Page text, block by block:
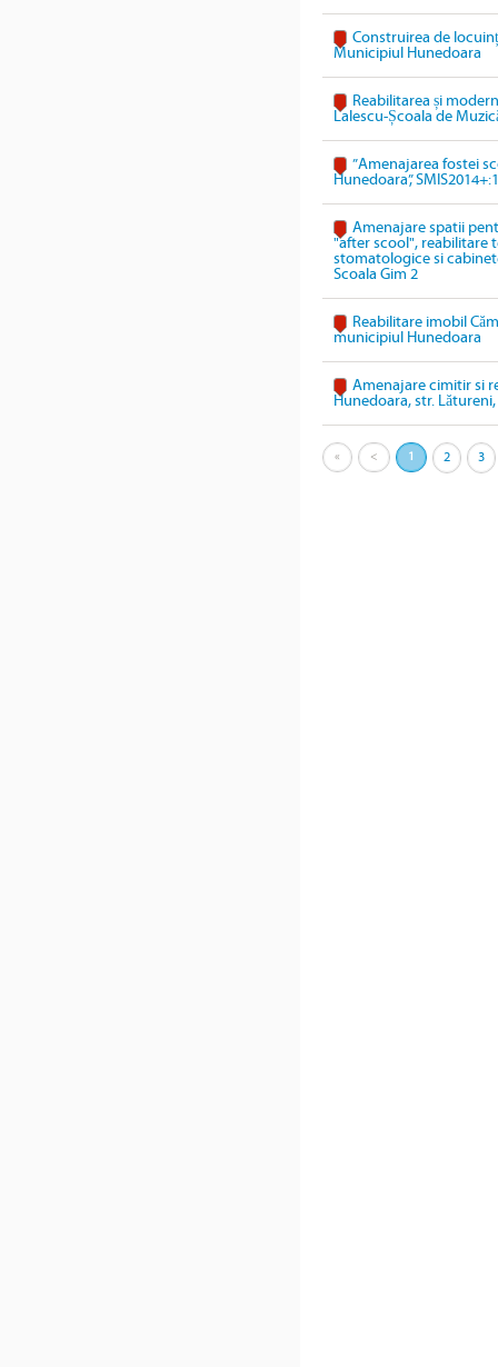
Construirea de
Municipiul Hunedoara
Reabilitarea și
Lalescu-Școala de
”Amenajarea fostei
Hunedoara”,
Amenajare spatii
"after scool", reabilitare
stomatologice si
Scoala Gim 2
Reabilitare imobil
municipiul Hunedoara
Amenajare cimitir si
Hunedoara, str.
« < 1 2 3